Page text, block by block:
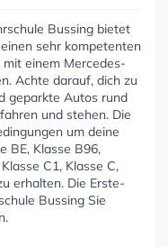
Bussing bietet
sehr kompetenten
einem Mercedes-
Achte darauf, dich zu
geparkte Autos rund
und stehen. Die
um deine
BE, Klasse B96,
C1, Klasse C,
erhalten. Die Erste-
Bussing Sie